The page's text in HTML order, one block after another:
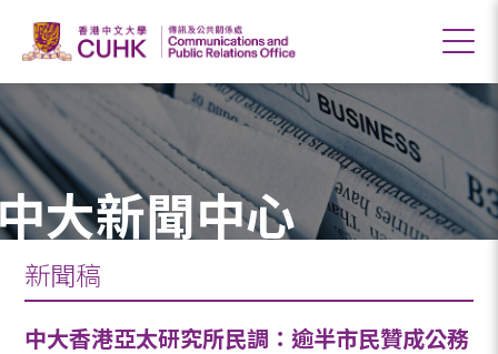
大新聞中心
新聞稿
中大香港亞太研究所民調：逾半市民贊成公務